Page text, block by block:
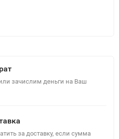
зачислим деньги на Ваш
за доставку, если сумма